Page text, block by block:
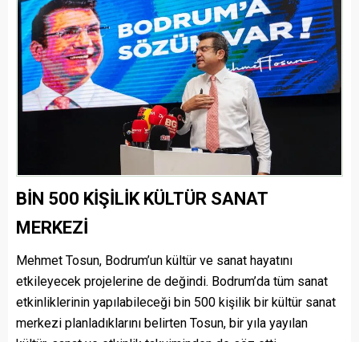
BİN 500 KİŞİLİK KÜLTÜR SANAT
MERKEZİ
Mehmet Tosun, Bodrum’un kültür ve sanat hayatını
etkileyecek projelerine de değindi. Bodrum’da tüm sanat
etkinliklerinin yapılabileceği bin 500 kişilik bir kültür sanat
merkezi planladıklarını belirten Tosun, bir yıla yayılan